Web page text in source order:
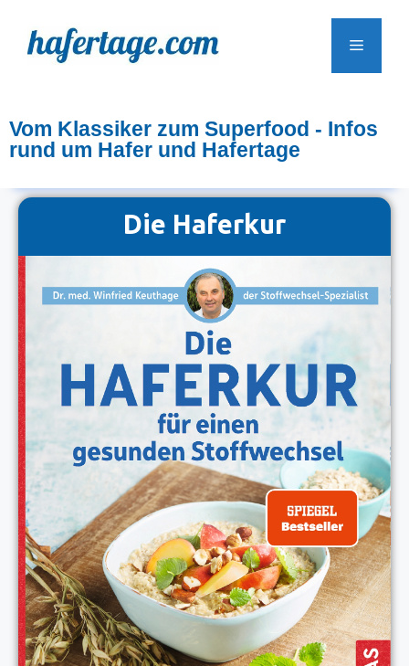
Vom Klassiker zum Superfood - Infos
rund um Hafer und Hafertage
Die Haferkur